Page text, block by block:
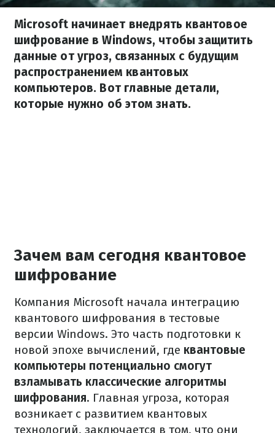
Microsoft начинает внедрять квантовое
шифрование в Windows, чтобы защитить
данные от угроз, связанных с будущим
распространением квантовых
компьютеров. Вот главные детали,
которые нужно об этом знать.
Зачем вам сегодня квантовое
шифрование
Компания Microsoft начала интеграцию
квантового шифрования в тестовые
версии Windows. Это часть подготовки к
новой эпохе вычислений, где квантовые
компьютеры потенциально смогут
взламывать классические алгоритмы
шифрования. Главная угроза, которая
возникает с развитием квантовых
технологий, заключается в том, что они